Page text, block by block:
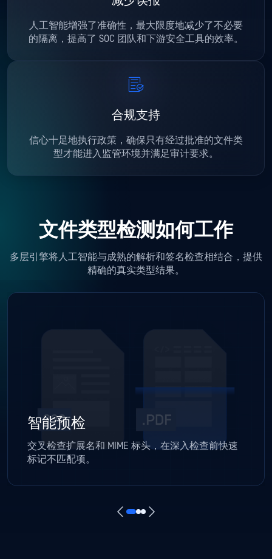
人工智能增强了准确性，最大限度地减少了不必要
的隔离，提高了 SOC 团队和下游安全工具的效率。
合规支持
信心十足地执行政策，确保只有经过批准的文件类
型才能进入监管环境并满足审计要求。
文件类型检测如何工作
多层引擎将人工智能与成熟的解析和签名检查相结合，提供
精确的真实类型结果。
智能预检
交叉检查扩展名和 MIME 标头，在深入检查前快速
标记不匹配项。